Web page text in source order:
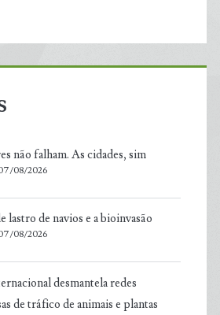
não falham. As cidades, sim
08/2026
lastro de navios e a bioinvasão
08/2026
desmantela redes
de tráfico de animais e plantas